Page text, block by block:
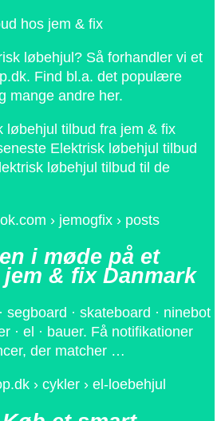
hos jem & fix
løbehjul? Så forhandler vi et
Find bl.a. det populære
mange andre her.
tilbud fra jem & fix
Elektrisk løbehjul tilbud
løbehjul tilbud til de
› jemogfix › posts
i møde på et
& fix Danmark
segboard · skateboard · ninebot
· el · bauer. Få notifikationer
der matcher …
› cykler › el-loebehjul